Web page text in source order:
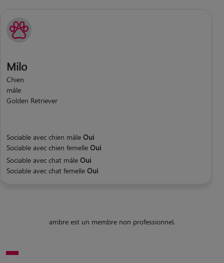
Milo
Chien
mâle
Golden Retriever
Sociable avec chien mâle Oui
Sociable avec chien femelle Oui
Sociable avec chat mâle Oui
Sociable avec chat femelle Oui
ambre est un membre non professionnel.